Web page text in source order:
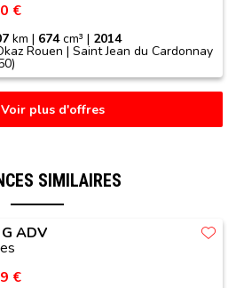
€
km | 674cm³ | 2014
Rouen | Saint Jean du Cardonnay
Voir plus d'offres
SIMILAIRES
ADV
€